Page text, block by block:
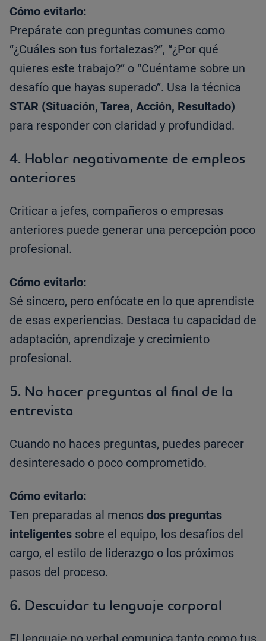
Cómo evitarlo:
Prepárate con preguntas comunes como
“¿Cuáles son tus fortalezas?”, “¿Por qué
quieres este trabajo?” o “Cuéntame sobre un
desafío que hayas superado”. Usa la técnica
STAR (Situación, Tarea, Acción, Resultado)
para responder con claridad y profundidad.
4. Hablar negativamente de empleos
anteriores
Criticar a jefes, compañeros o empresas
anteriores puede generar una percepción poco
profesional.
Cómo evitarlo:
Sé sincero, pero enfócate en lo que aprendiste
de esas experiencias. Destaca tu capacidad de
adaptación, aprendizaje y crecimiento
profesional.
5. No hacer preguntas al final de la
entrevista
Cuando no haces preguntas, puedes parecer
desinteresado o poco comprometido.
Cómo evitarlo:
Ten preparadas al menos dos preguntas
inteligentes sobre el equipo, los desafíos del
cargo, el estilo de liderazgo o los próximos
pasos del proceso.
6. Descuidar tu lenguaje corporal